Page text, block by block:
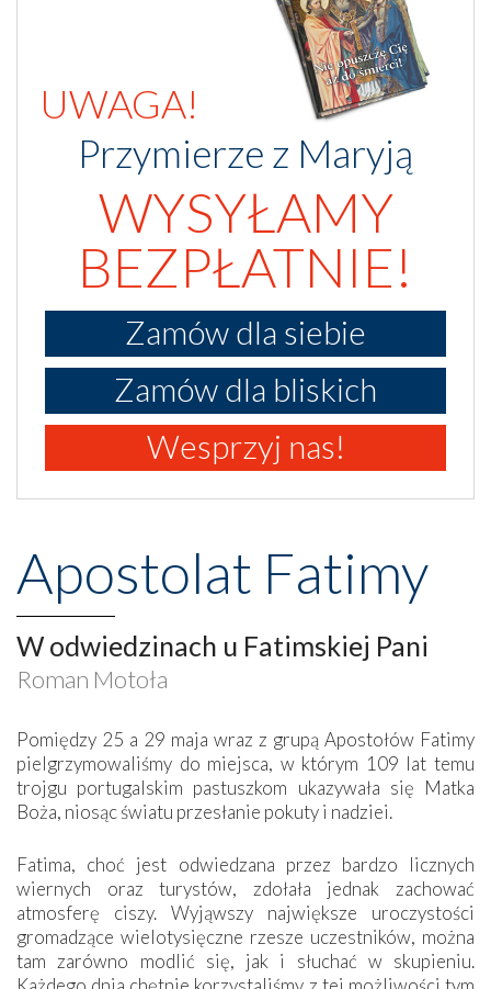
UWAGA!
Przymierze z Maryją
WYSYŁAMY
BEZPŁATNIE!
Zamów dla siebie
Zamów dla bliskich
Wesprzyj nas!
Apostolat Fatimy
W odwiedzinach u Fatimskiej Pani
Roman Motoła
Pomiędzy 25 a 29 maja wraz z grupą Apostołów Fatimy
pielgrzymowaliśmy do miejsca, w którym 109 lat temu
trojgu portugalskim pastuszkom ukazywała się Matka
Boża, niosąc światu przesłanie pokuty i nadziei.
Fatima, choć jest odwiedzana przez bardzo licznych
wiernych oraz turystów, zdołała jednak zachować
atmosferę ciszy. Wyjąwszy największe uroczystości
gromadzące wielotysięczne rzesze uczestników, można
tam zarówno modlić się, jak i słuchać w skupieniu.